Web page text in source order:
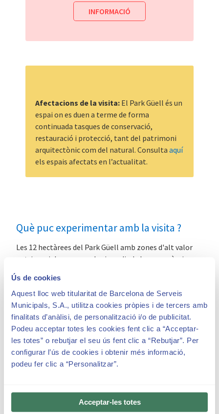
Ús de cookies
Aquest lloc web titularitat de Barcelona de Serveis
Municipals, S.A., utilitza cookies pròpies i de tercers amb
finalitats d’anàlisi, de personalització i/o de publicitat.
Podeu acceptar totes les cookies fent clic a “Acceptar-
les totes” o rebutjar el seu ús fent clic a “Rebutjar”. Per
configurar l’ús de cookies i obtenir més informació,
podeu fer clic a “Personalitzar”.
Acceptar-les totes
INFORMACIÓ
Afectacions de la visita: El Park Güell és un
espai on es duen a terme de forma
continuada tasques de conservació,
restauració i protecció, tant del patrimoni
arquitectònic com del natural. Consulta aquí
els espais afectats en l’actualitat.
Què puc experimentar amb la visita ?
Les 12 hectàrees del Park Güell amb zones d'alt valor
patrimonial, zones verdes i gaudir de les panoràmiques